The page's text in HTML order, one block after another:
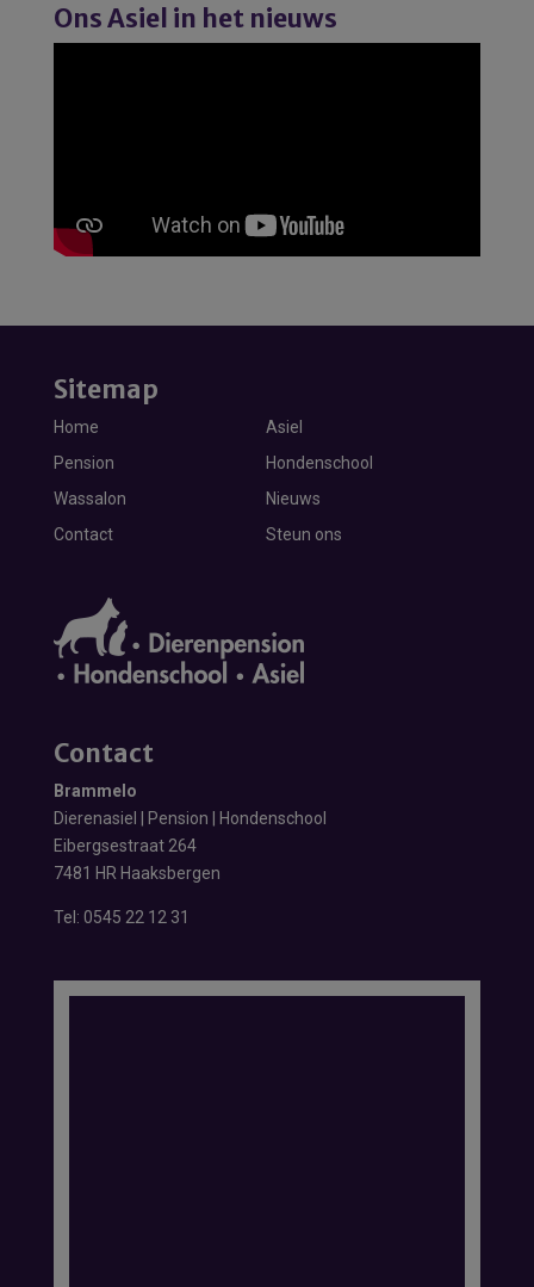
Ons Asiel in het nieuws
Sitemap
Home
Asiel
Pension
Hondenschool
Wassalon
Nieuws
Contact
Steun ons
Contact
Brammelo
Dierenasiel | Pension | Hondenschool
Eibergsestraat 264
7481 HR Haaksbergen
Tel: 0545 22 12 31